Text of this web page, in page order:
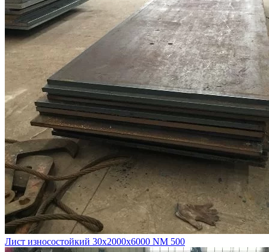
Лист износостойкий 30х2000х6000 NM 500